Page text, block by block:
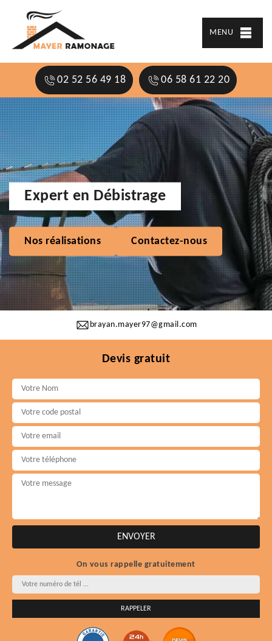
MENU
02 52 56 49 18 06 58 61 22 20
brayan.mayer97@gmail.com
Expert en Débistrage
Nos réalisations Contactez-nous
Devis gratuit
On vous rappelle gratuitement